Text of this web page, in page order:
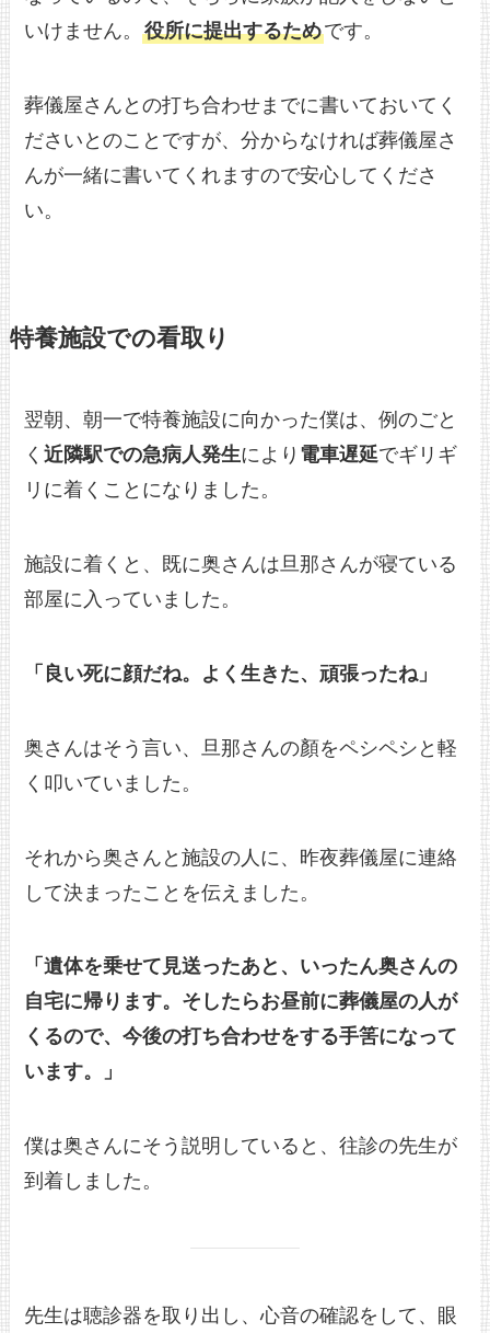
いけません。役所に提出するためです。
葬儀屋さんとの打ち合わせまでに書いておいてく
ださいとのことですが、分からなければ葬儀屋さ
んが一緒に書いてくれますので安心してくださ
い。
特養施設での看取り
翌朝、朝一で特養施設に向かった僕は、例のごと
く近隣駅での急病人発生により 電車遅延でギリギ
リに着くことになりました。
施設に着くと、既に奥さんは旦那さんが寝ている
部屋に入っていました。
「良い死に顔だね。よく生きた、頑張ったね」
奥さんはそう言い、旦那さんの顏をペシペシと軽
く叩いていました。
それから奥さんと施設の人に、昨夜葬儀屋に連絡
して決まったことを伝えました。
「遺体を乗せて見送ったあと、いったん奥さんの
自宅に帰ります。そしたらお昼前に葬儀屋の人が
くるので、今後の打ち合わせをする手筈になって
います。」
僕は奥さんにそう説明していると、往診の先生が
到着しました。
先生は聴診器を取り出し、心音の確認をして、眼